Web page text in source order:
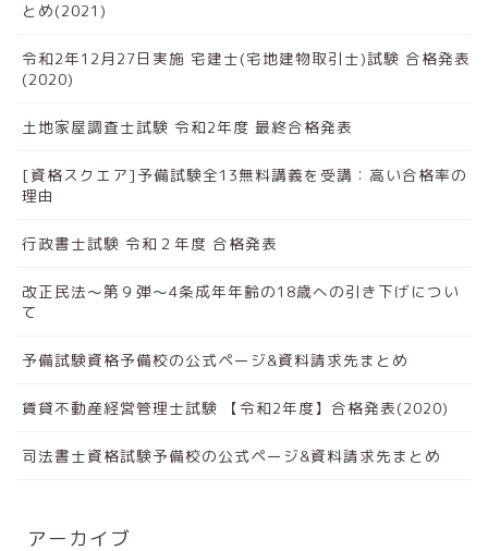
とめ(2021)
令和2年12月27日実施 宅建士(宅地建物取引士)試験 合格発表
(2020)
土地家屋調査士試験 令和2年度 最終合格発表
[資格スクエア]予備試験全13無料講義を受講：高い合格率の
理由
行政書士試験 令和２年度 合格発表
改正民法～第９弾～4条成年年齢の18歳への引き下げについ
て
予備試験資格予備校の公式ページ&資料請求先まとめ
賃貸不動産経営管理士試験 【令和2年度】合格発表(2020)
司法書士資格試験予備校の公式ページ&資料請求先まとめ
アーカイブ